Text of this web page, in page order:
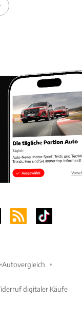
Autovergleich
digitaler Käufe